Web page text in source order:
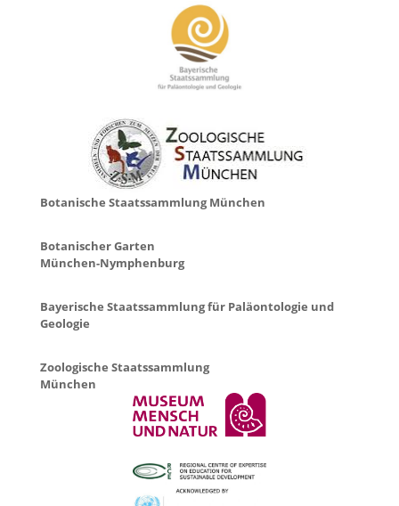
Botanische Staatssammlung München
Botanischer Garten
München-Nymphenburg
Bayerische Staatssammlung für Paläontologie und
Geologie
Zoologische Staatssammlung
München